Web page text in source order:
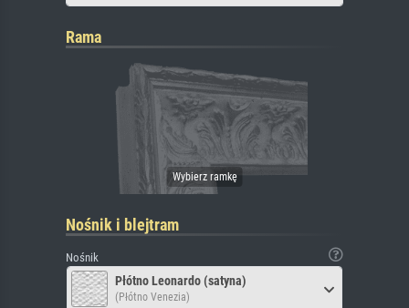
Rama
Nośnik i blejtram
Nośnik
Płótno Leonardo (satyna)
(Płótno Venezia)